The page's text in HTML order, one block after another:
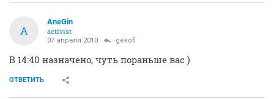
A
AneGin
activist
07 апреля 2010 gekofi
В 14:40 назначено, чуть пораньше вас )
ОТВЕТИТЬ